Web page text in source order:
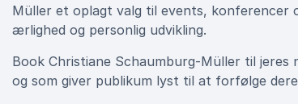
Müller et oplagt valg til events, konferencer
ærlighed og personlig udvikling.
Book Christiane Schaumburg-Müller til
og som giver publikum lyst til at forfølge